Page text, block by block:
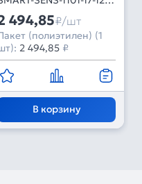
White (12-24V, 1x1.5A,
(IARL, IP20
5 лет)
494,85₽/шт
(полиэтилен) (1
2 494,85 ₽
В корзину